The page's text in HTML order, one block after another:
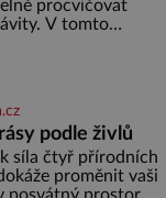
procvičovat
V tomto
lovíte název
jste nedávno
to opravdu tak, s
kdyby se paměť
Cvičte
podle živlů
síla čtyř přírodních
proměnit vaši
posvátný prostor